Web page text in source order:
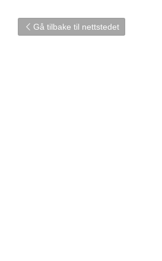
Gå tilbake til nettstedet